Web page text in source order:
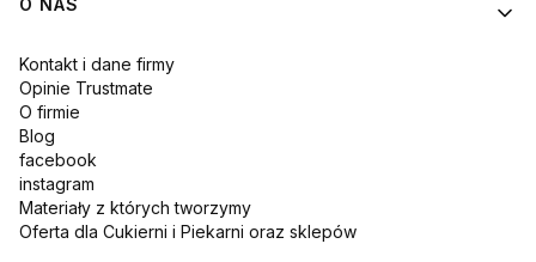
O NAS
Kontakt i dane firmy
Opinie Trustmate
O firmie
Blog
facebook
instagram
Materiały z których tworzymy
Oferta dla Cukierni i Piekarni oraz sklepów